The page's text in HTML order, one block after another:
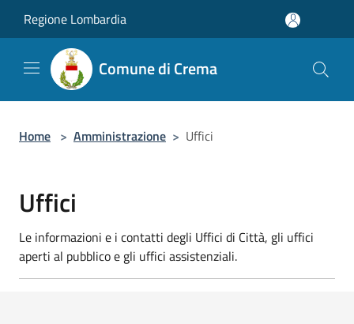
Regione Lombardia
Comune di Crema
Home > Amministrazione > Uffici
Uffici
Le informazioni e i contatti degli Uffici di Città, gli uffici
aperti al pubblico e gli uffici assistenziali.